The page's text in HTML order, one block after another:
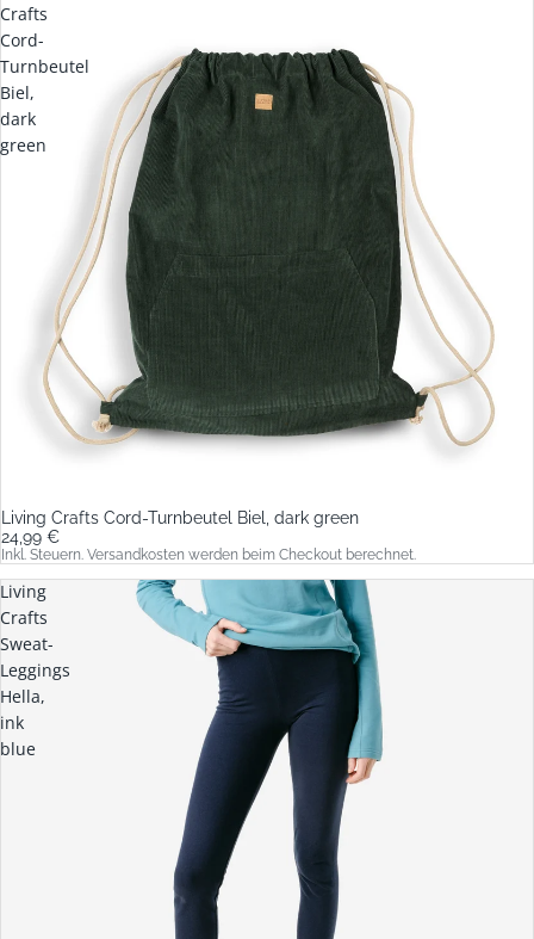
Crafts
Cord-
Turnbeutel
Biel,
dark
green
Living Crafts Cord-Turnbeutel Biel, dark green
24,99 €
Inkl. Steuern. Versandkosten werden beim Checkout berechnet.
Living
Crafts
Sweat-
Leggings
Hella,
ink
blue